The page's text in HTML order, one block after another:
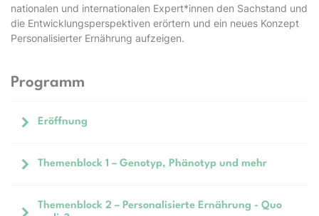
nationalen und internationalen Expert*innen den Sachstand und
die Entwicklungsperspektiven erörtern und ein neues Konzept
Personalisierter Ernährung aufzeigen.
Programm
Eröffnung
The­men­block 1 – Ge­no­typ, Phä­no­typ und mehr
The­men­block 2 – Personalisierte Ernährung - Quo